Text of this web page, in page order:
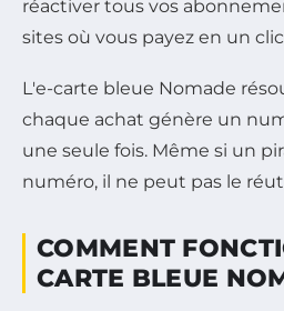
réactiver tous vos
sites où vous payez en un
L'e-carte bleue Nomade
chaque achat génère un
une seule fois. Même si un
numéro, il ne peut pas le
COMMENT
CARTE BLEUE